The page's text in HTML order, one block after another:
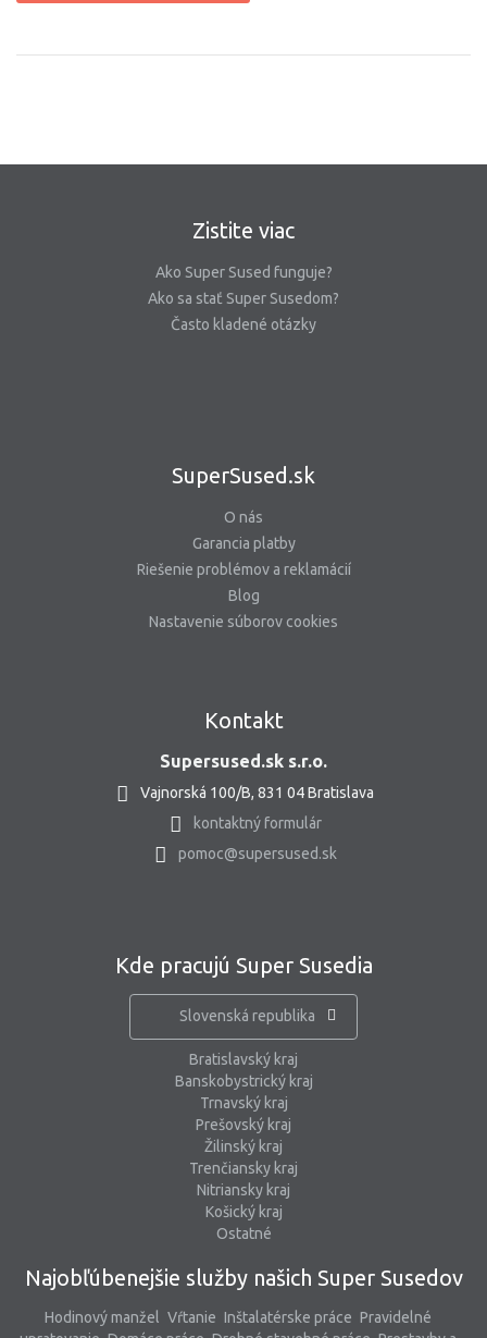
Zistite viac
Ako Super Sused funguje?
Ako sa stať Super Susedom?
Často kladené otázky
SuperSused.sk
O nás
Garancia platby
Riešenie problémov a reklamácií
Blog
Nastavenie súborov cookies
Kontakt
Supersused.sk s.r.o.
Vajnorská 100/B, 831 04 Bratislava
kontaktný formulár
pomoc@supersused.sk
Kde pracujú Super Susedia
Slovenská republika
Bratislavský kraj
Banskobystrický kraj
Trnavský kraj
Prešovský kraj
Žilinský kraj
Trenčiansky kraj
Nitriansky kraj
Košický kraj
Ostatné
Najobľúbenejšie služby našich Super Susedov
Hodinový manžel Vŕtanie Inštalatérske práce Pravidelné